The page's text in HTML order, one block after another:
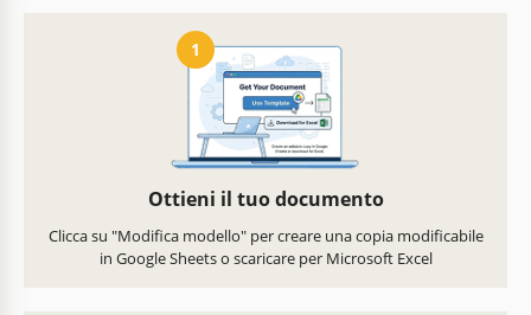
1
Ottieni il tuo documento
Clicca su "Modifica modello" per creare una copia modificabile
in Google Sheets o scaricare per Microsoft Excel